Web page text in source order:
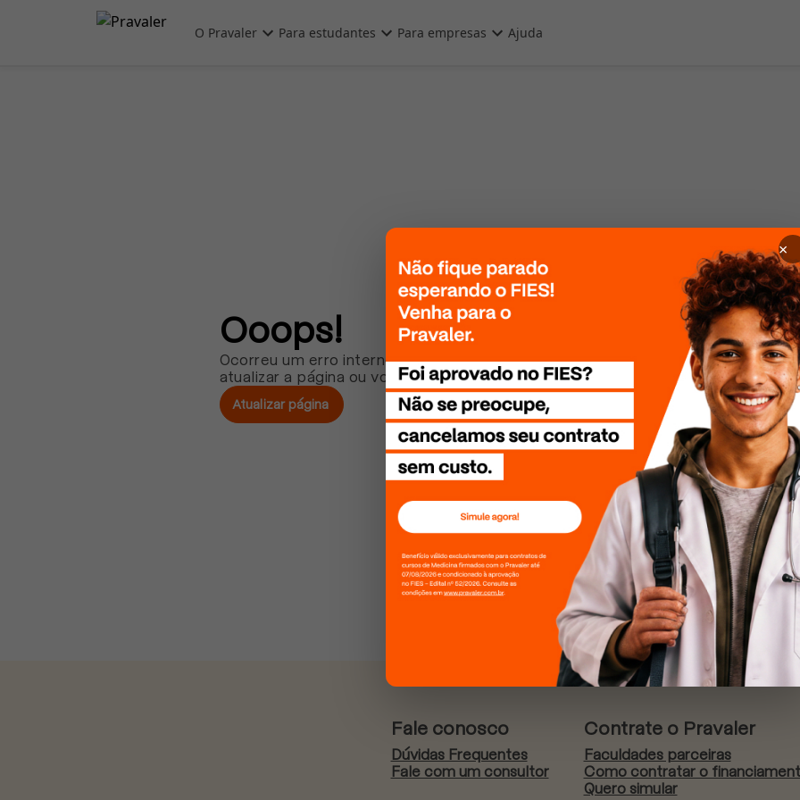
Pular para o conteúdo principal
O Pravaler Para estudantes Para empresas Ajuda
Ooops!
Ocorreu um erro interno. Por favor, tente
atualizar a página ou volte mais tarde!
Atualizar página
Fale conosco
Dúvidas Frequentes
Fale com um consultor
Contrate o Pravaler
Faculdades parceiras
Como contratar o
Quero simular
×